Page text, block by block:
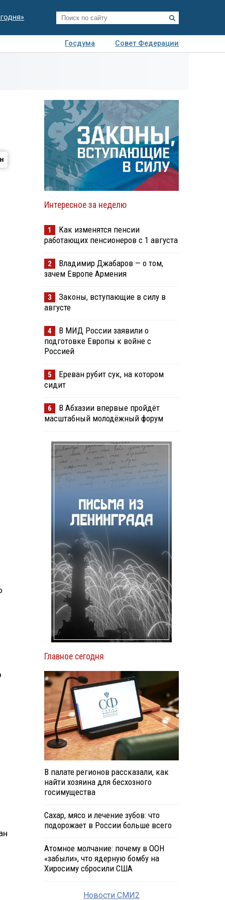
Госдума
Совет Федерации
Интересное за неделю
1
Как изменятся пенсии
работающих пенсионеров с 1 августа
2
Владимир Джабаров — о том,
зачем Европе Армения
3
Законы, вступающие в силу в
августе
4
В МИД России заявили о
подготовке Европы к войне с
Россией
5
Ереван рубит сук, на котором
сидит
6
В Абхазии впервые пройдёт
масштабный молодёжный форум
Главное сегодня
В палате регионов рассказали, как
найти хозяина для бесхозного
госимущества
Сахар, мясо и лечение зубов: что
подорожает в России больше всего
Атомное молчание: почему в ООН
«забыли», что ядерную бомбу на
Хиросиму сбросили США
Новости СМИ2